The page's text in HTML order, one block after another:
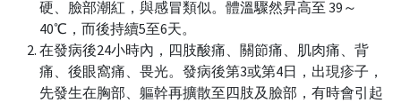
硬、臉部潮紅，與感冒類似。體溫驟然昇高至 39～
40℃，而後持續5至6天。
在發病後24小時內，四肢酸痛、關節痛、肌肉痛、背
痛、後眼窩痛、畏光。發病後第3或第4日，出現疹子，
先發生在胸部、軀幹再擴散至四肢及臉部，有時會引起